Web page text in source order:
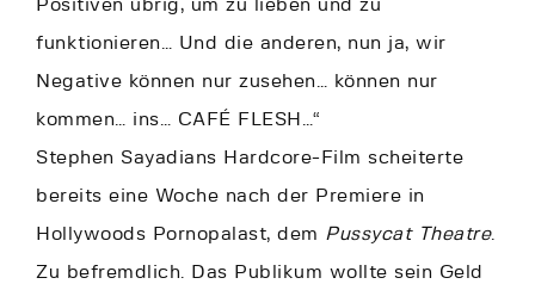
Positiven übrig, um zu lieben und zu
funktionieren… Und die anderen, nun ja, wir
Negative können nur zusehen… können nur
kommen… ins… CAFÉ FLESH…“
Stephen Sayadians Hardcore-Film scheiterte
bereits eine Woche nach der Premiere in
Hollywoods Pornopalast, dem Pussycat Theatre.
Zu befremdlich. Das Publikum wollte sein Geld